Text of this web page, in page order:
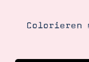
Colorieren